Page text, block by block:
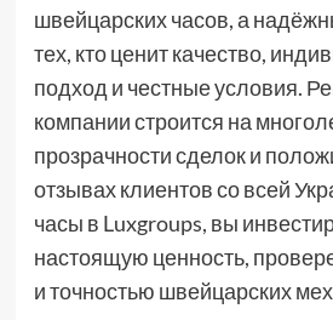
швейцарских часов, а
тех, кто ценит качество,
подход и честные условия.
компании строится на
прозрачности сделок и
отзывах клиентов со всей
часы в Luxgroups, вы
настоящую ценность,
и точностью швейцарских